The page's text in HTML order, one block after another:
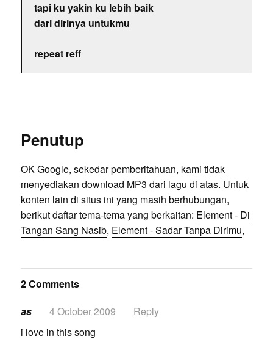
tapi ku yakin ku lebih baik
dari dirinya untukmu
repeat reff
Penutup
OK Google, sekedar pemberitahuan, kami tidak
menyediakan download MP3 dari lagu di atas. Untuk
konten lain di situs ini yang masih berhubungan,
berikut daftar tema-tema yang berkaitan: Element - Di
Tangan Sang Nasib, Element - Sadar Tanpa Dirimu,
2 Comments
as
4 October 2009
Reply
i love in this song